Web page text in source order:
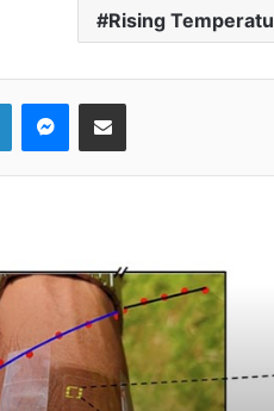
Rising
LinkedInMessenger
Share via Email